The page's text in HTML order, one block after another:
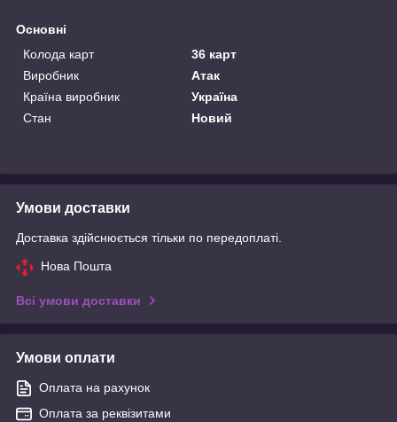
Основні
Колода карт
36 карт
Виробник
Атак
Країна виробник
Україна
Стан
Новий
Умови доставки
Доставка здійснюється тільки по передоплаті.
Нова Пошта
Всі умови доставки
Умови оплати
Оплата на рахунок
Оплата за реквізитами